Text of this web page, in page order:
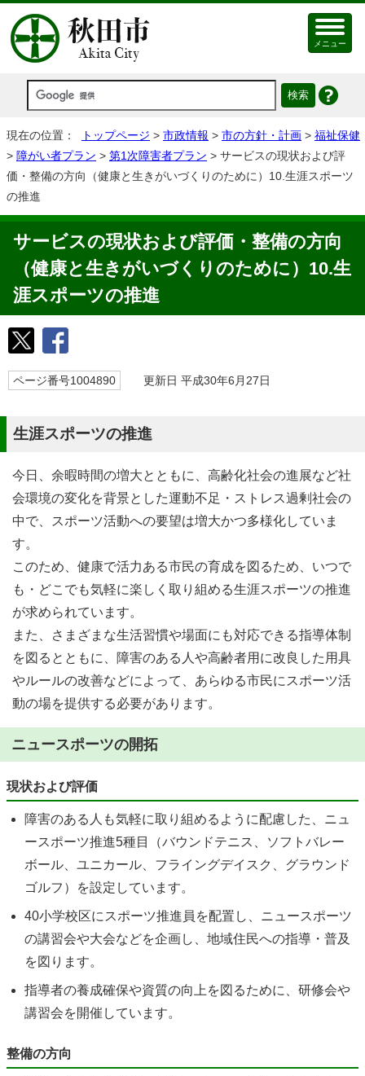
メニュー
現在の位置： トップページ > 市政情報 > 市の方針・計画 > 福祉保健
> 障がい者プラン > 第1次障害者プラン > サービスの現状および評
価・整備の方向（健康と生きがいづくりのために）10.生涯スポーツ
の推進
サービスの現状および評価・整備の方向
（健康と生きがいづくりのために）10.生
涯スポーツの推進
ページ番号1004890 更新日 平成30年6月27日
生涯スポーツの推進
今日、余暇時間の増大とともに、高齢化社会の進展など社
会環境の変化を背景とした運動不足・ストレス過剰社会の
中で、スポーツ活動への要望は増大かつ多様化していま
す。
このため、健康で活力ある市民の育成を図るため、いつで
も・どこでも気軽に楽しく取り組める生涯スポーツの推進
が求められています。
また、さまざまな生活習慣や場面にも対応できる指導体制
を図るとともに、障害のある人や高齢者用に改良した用具
やルールの改善などによって、あらゆる市民にスポーツ活
動の場を提供する必要があります。
ニュースポーツの開拓
現状および評価
障害のある人も気軽に取り組めるように配慮した、ニュ
ースポーツ推進5種目（バウンドテニス、ソフトバレー
ボール、ユニカール、フライングデイスク、グラウンド
ゴルフ）を設定しています。
40小学校区にスポーツ推進員を配置し、ニュースポーツ
の講習会や大会などを企画し、地域住民への指導・普及
を図ります。
指導者の養成確保や資質の向上を図るために、研修会や
講習会を開催しています。
整備の方向